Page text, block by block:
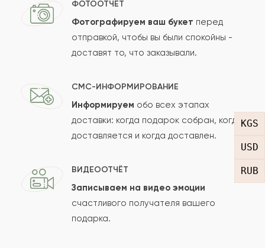
KGS
USD
RUB
Ваш e-mail
Рейтинг:
ФОТООТЧЁТ
Фотографируем ваш букет перед
отправкой, чтобы вы были спокойны -
доставят то, что заказывали.
СМС-ИНФОРМИРОВАНИЕ
Информируем обо всех этапах
доставки: когда подарок собран, когда
доставляется и когда доставлен.
ВИДЕООТЧЁТ
Записываем на видео эмоции
счастливого получателя вашего
подарка.